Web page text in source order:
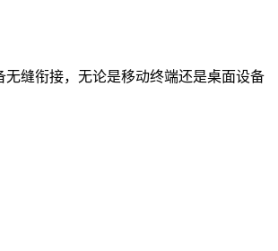
缝衔接，无论是移动终端还是桌面设备